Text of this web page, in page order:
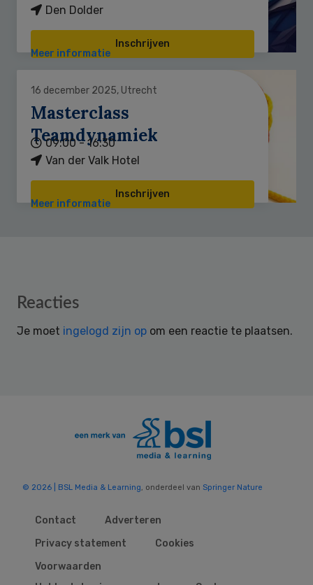
Den Dolder
Inschrijven
Meer informatie
16 december 2025, Utrecht
Masterclass
Teamdynamiek
09:00 - 16:30
Van der Valk Hotel
Inschrijven
Meer informatie
Reader
Reacties
Je moet ingelogd zijn op om een reactie te plaatsen.
© 2026 | BSL Media & Learning, onderdeel van Springer Nature
Contact
Adverteren
Privacy statement
Cookies
Voorwaarden